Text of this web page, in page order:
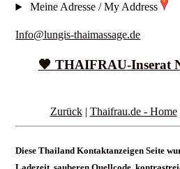
Meine Adresse / My Address
Info@lungis-thaimassage.de
🧡 THAIFRAU-Inserat
Zurück| Thaifrau.de - Home
Diese Thailand Kontaktanzeigen Seite